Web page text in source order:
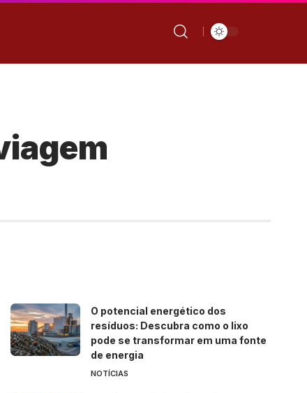
O potencial energético dos
resíduos: Descubra como o lixo
pode se transformar em uma fonte
de energia
NOTÍCIAS